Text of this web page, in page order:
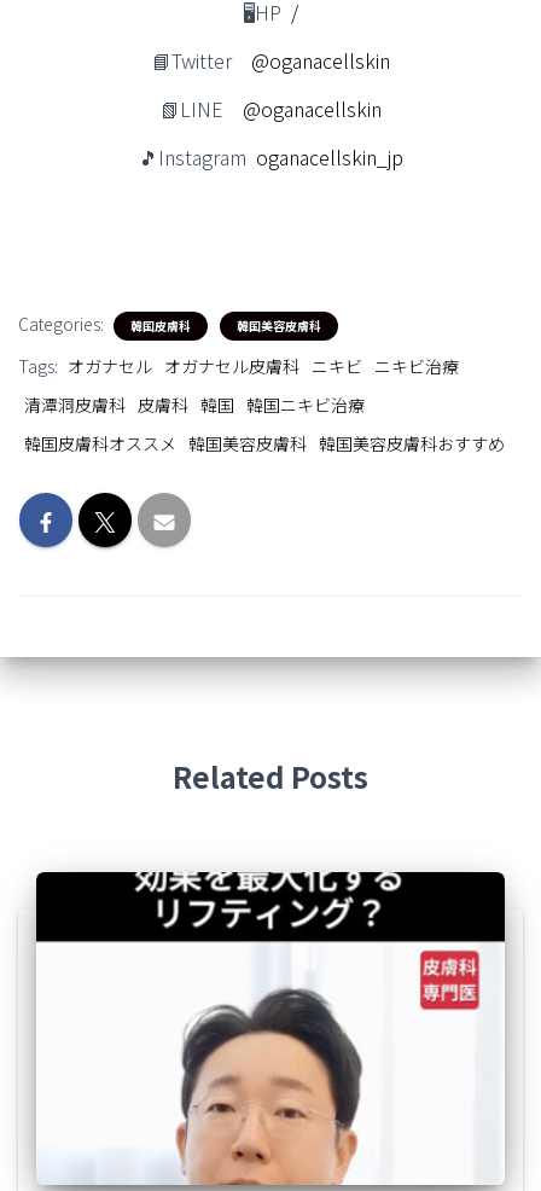
🖥️HP /
📘Twitter @oganacellskin
📗LINE @oganacellskin
🎵Instagram oganacellskin_jp
Categories: 韓国皮膚科 韓国美容皮膚科
Tags: オガナセル オガナセル皮膚科 ニキビ ニキビ治療
清潭洞皮膚科 皮膚科 韓国 韓国ニキビ治療
韓国皮膚科オススメ 韓国美容皮膚科 韓国美容皮膚科おすすめ
Related Posts